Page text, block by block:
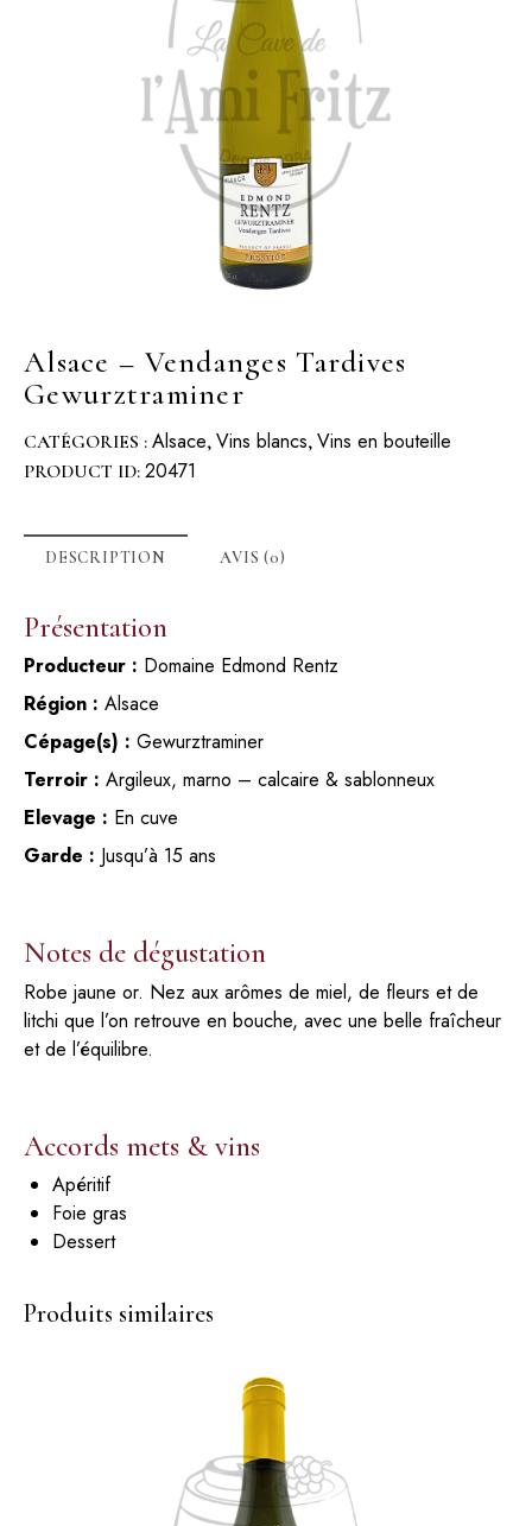
Alsace – Vendanges Tardives
Gewurztraminer
CATÉGORIES : Alsace, Vins blancs, Vins en bouteille
PRODUCT ID: 20471
DESCRIPTION AVIS (0)
Présentation
Producteur : Domaine Edmond Rentz
Région : Alsace
Cépage(s) : Gewurztraminer
Terroir : Argileux, marno – calcaire & sablonneux
Elevage : En cuve
Garde : Jusqu’à 15 ans
Notes de dégustation
Robe jaune or. Nez aux arômes de miel, de fleurs et de
litchi que l’on retrouve en bouche, avec une belle fraîcheur
et de l’équilibre.
Accords mets & vins
Apéritif
Foie gras
Dessert
Produits similaires